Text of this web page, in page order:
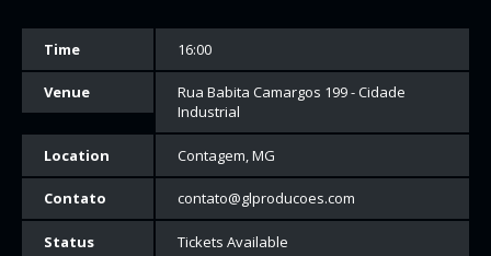
Time 16:00
Venue
Rua Babita Camargos 199 - Cidade
Industrial
Location Contagem, MG
Contato contato@glproducoes.com
Status Tickets Available